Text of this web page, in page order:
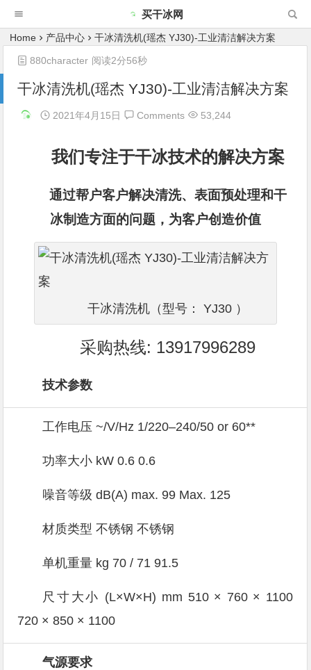
买干冰网
Home 产品中心 干冰清洗机(瑶杰 YJ30)-工业清洁解决方案
干冰清洗机(瑶杰 YJ30)-工业清洁解决方案
2021年4月15日 Comments 53,244
880character 阅读2分56秒
我们专注于干冰技术的解决方案
通过帮户客户解决清洗、表面预处理和干
冰制造方面的问题，为客户创造价值
干冰清洗机（型号： YJ30 ）
采购热线: 13917996289
技术参数
工作电压 ~/V/Hz 1/220–240/50 or 60**
功率大小 kW 0.6 0.6
噪音等级 dB(A) max. 99 Max. 125
材质类型 不锈钢 不锈钢
单机重量 kg 70 / 71 91.5
尺寸大小 (L×W×H) mm 510 × 760 × 1100
720 × 850 × 1100
气源要求